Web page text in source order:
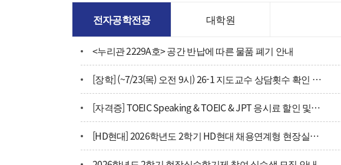
전자공학전공 대학원
<누리관 2229A호> 공간 반납에 따른 물품 폐기 안내
[장학] (~7/23(목) 오전 9시) 26-1 지도교수 상담횟수 확인 및 안내
[자격증] TOEIC Speaking & TOEIC & JPT 응시료 할인 및 방법 안내(학부생, 대학원생 포함)
[HD현대] 2026학년도 2학기 HD현대 채용연계형 현장실습학기제 모집